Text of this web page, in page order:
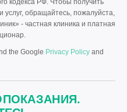
кодекса РФ. Чтобы получить
обращайтесь, пожалуйста,
- частная клиника и платная
the Google Privacy Policy and